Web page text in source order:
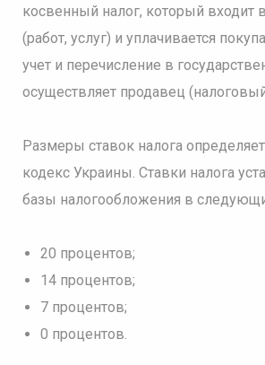
косвенный налог, который входит
(работ, услуг) и уплачивается
учет и перечисление в
осуществляет продавец
Размеры ставок налога
кодекс Украины. Ставки налога
базы налогообложения в
20 процентов;
14 процентов;
7 процентов;
0 процентов.